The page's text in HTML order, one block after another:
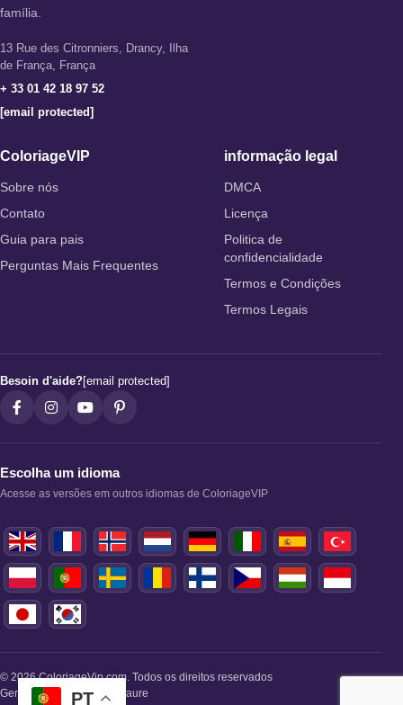
família.
13 Rue des Citronniers, Drancy, Ilha
de França, França
+ 33 01 42 18 97 52
[email protected]
ColoriageVIP
Sobre nós
Contato
Guia para pais
Perguntas Mais Frequentes
informação legal
DMCA
Licença
Politica de
confidencialidade
Termos e Condições
Termos Legais
Besoin d'aide?[email protected]
Escolha um idioma
Acesse as versões em outros idiomas de ColoriageVIP
© 2026 ColoriageVip.com. Todos os direitos reservados
Gerente Editorial: Paule Faure
PT